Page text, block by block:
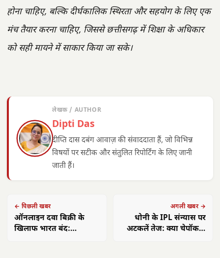
होना चाहिए, बल्कि दीर्घकालिक स्थिरता और सहयोग के लिए एक
मंच तैयार करना चाहिए, जिससे छत्तीसगढ़ में शिक्षा के अधिकार
को सही मायने में साकार किया जा सके।
लेखक / AUTHOR
Dipti Das
दीप्ति दास दबंग आवाज़ की संवाददाता हैं, जो विभिन्न
विषयों पर सटीक और संतुलित रिपोर्टिंग के लिए जानी
जाती हैं।
← पिछली खबर
ऑनलाइन दवा बिक्री के
खिलाफ भारत बंद:
अगली खबर →
धोनी के IPL संन्यास पर
अटकलें तेज: क्या चेपॉक में